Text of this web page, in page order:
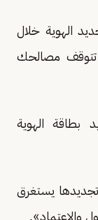
الهوية خلال
تتوقف مصالحك
بطاقة الهوية
يستغرق
والاعتماد».